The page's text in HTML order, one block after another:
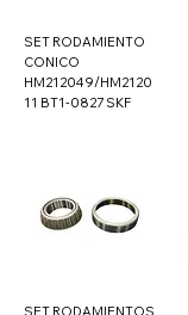
SET RODAMIENTO
CONICO
HM212049/HM2120
11 BT1-0827 SKF
SET RODAMIENTOS